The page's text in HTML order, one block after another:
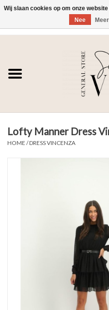
SE VIT
HEREN
WONEN
Lofty Manner Dress
HOME /DRESS VINCENZA
Wij slaan cookies op om onze
Nee